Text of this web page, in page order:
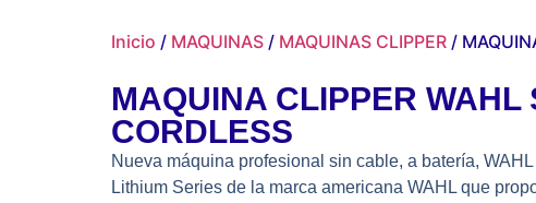
Inicio / MAQUINAS / MAQUINAS CLIPPER /
MAQUINA CLIPPER WAHL
CORDLESS
Nueva máquina profesional sin cable, a batería,
Lithium Series de la marca americana WAHL que